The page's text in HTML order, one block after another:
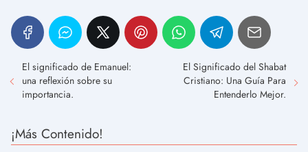
El significado de Emanuel:
una reflexión sobre su
importancia.
El Significado del Shabat
Cristiano: Una Guía Para
Entenderlo Mejor.
¡Más Contenido!